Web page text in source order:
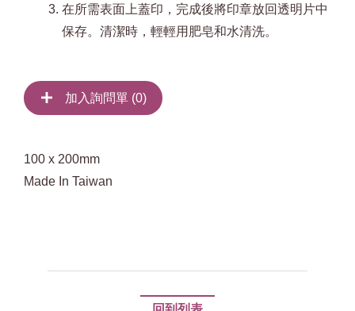
在所需表面上蓋印，完成後將印章放回透明片中
保存。清潔時，輕輕用肥皂和水清洗。
加入詢問單 (0)
100 x 200mm
Made In Taiwan